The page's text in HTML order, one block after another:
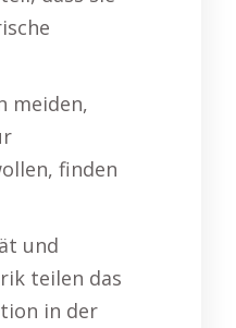
meiden,
finden
und
teilen das
in der